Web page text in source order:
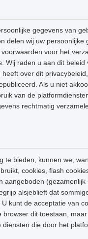
gegevens van
delen wij uw
voor het
Wij raden u aan dit
over dit
Als u niet
van de
rechtmatig
te bieden, kunnen we,
cookies, flash
aangeboden
alsjeblieft dat
kunt de acceptatie van
dit toestaan,
die door het